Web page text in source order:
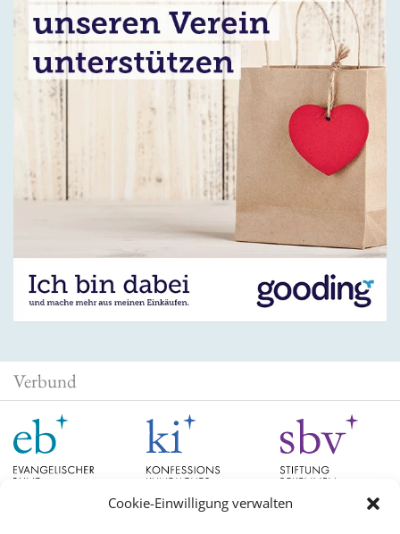
Cookie-Einwilligung verwalten
Verbund